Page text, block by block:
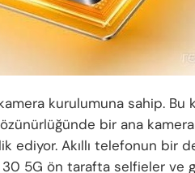
kurulumuna sahip. Bu
bir ana kamera
ediyor. Akıllı telefonun bir
5G ön tarafta selfieler ve